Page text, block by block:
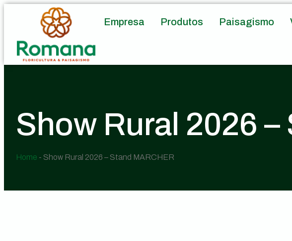
Empresa Produtos Paisagismo
Show Rural 2026
Home - Show Rural 2026 – Stand MARCHER